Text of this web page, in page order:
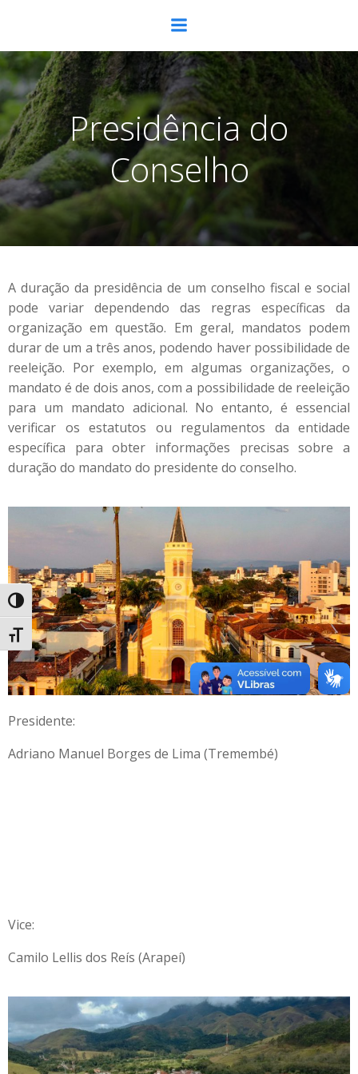
Alternar alto contraste
Alternar tamanho da fonte
Presidência do
Conselho
A duração da presidência de um conselho fiscal e social
pode variar dependendo das regras específicas da
organização em questão. Em geral, mandatos podem
durar de um a três anos, podendo haver possibilidade de
reeleição. Por exemplo, em algumas organizações, o
mandato é de dois anos, com a possibilidade de reeleição
para um mandato adicional. No entanto, é essencial
verificar os estatutos ou regulamentos da entidade
específica para obter informações precisas sobre a
duração do mandato do presidente do conselho.
Presidente:
Adriano Manuel Borges de Lima (Tremembé)
Vice:
Camilo Lellis dos Reís (Arapeí)